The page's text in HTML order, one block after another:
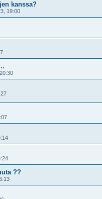
kanssa?
19:00
??